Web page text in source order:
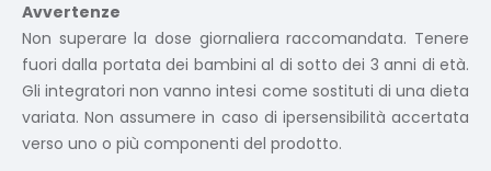
Avvertenze
Non superare la dose giornaliera raccomandata. Tenere
fuori dalla portata dei bambini al di sotto dei 3 anni di età.
Gli integratori non vanno intesi come sostituti di una dieta
variata. Non assumere in caso di ipersensibilità accertata
verso uno o più componenti del prodotto.